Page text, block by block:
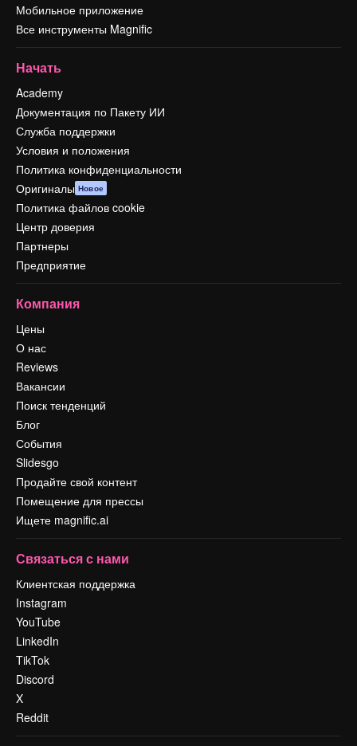
Мобильное приложение
Все инструменты Magnific
Начать
Academy
Документация по Пакету ИИ
Служба поддержки
Условия и положения
Политика конфиденциальности
Оригиналы Новое
Политика файлов cookie
Центр доверия
Партнеры
Предприятие
Компания
Цены
О нас
Reviews
Вакансии
Поиск тенденций
Блог
События
Slidesgo
Продайте свой контент
Помещение для прессы
Ищете magnific.ai
Связаться с нами
Клиентская поддержка
Instagram
YouTube
LinkedIn
TikTok
Discord
X
Reddit